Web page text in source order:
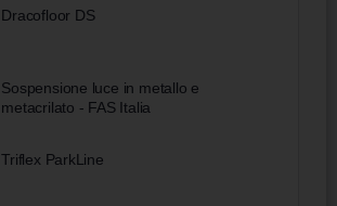
Dracofloor DS
Sospensione luce in metallo e
metacrilato - FAS Italia
Triflex ParkLine